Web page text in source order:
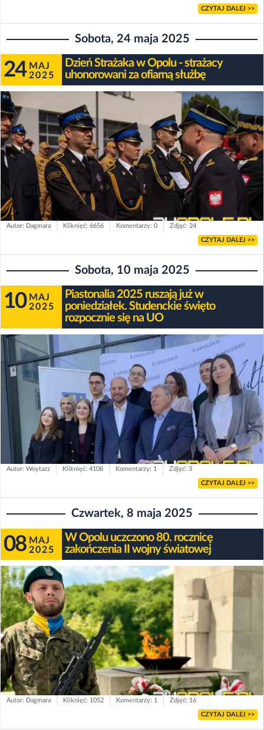
CZYTAJ DALEJ >>
Sobota, 24 maja 2025
24 MAJ
2025
Dzień Strażaka w Opolu - strażacy
uhonorowani za ofiarną służbę
Autor: Dagmara Kliknięć: 6656 Komentarzy: 0 Zdjęć: 24
CZYTAJ DALEJ >>
Sobota, 10 maja 2025
10 MAJ
2025
Piastonalia 2025 ruszają już w
poniedziałek. Studenckie święto
rozpocznie się na UO
Autor: Woytazz Kliknięć: 4108 Komentarzy: 1 Zdjęć: 3
CZYTAJ DALEJ >>
Czwartek, 8 maja 2025
08 MAJ
2025
W Opolu uczczono 80. rocznicę
zakończenia II wojny światowej
Autor: Dagmara Kliknięć: 1052 Komentarzy: 1 Zdjęć: 16
CZYTAJ DALEJ >>